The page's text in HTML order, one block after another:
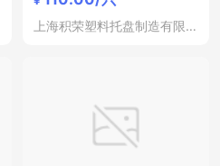
上海积荣塑料托盘制造有限公司